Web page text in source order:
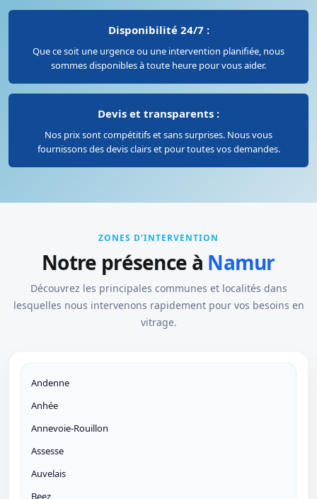
Disponibilité 24/7 :
Que ce soit une urgence ou une intervention planifiée, nous
sommes disponibles à toute heure pour vous aider.
Devis et transparents :
Nos prix sont compétitifs et sans surprises. Nous vous
fournissons des devis clairs et pour toutes vos demandes.
ZONES D’INTERVENTION
Notre présence à Namur
Découvrez les principales communes et localités dans
lesquelles nous intervenons rapidement pour vos besoins en
vitrage.
Andenne
Anhée
Annevoie-Rouillon
Assesse
Auvelais
Beez